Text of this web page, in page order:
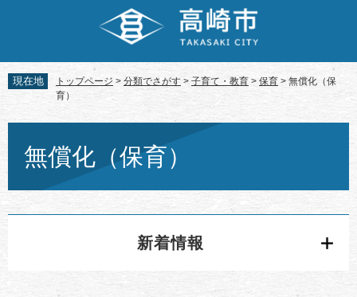
先
頭
す。
を
飛
し
へ
現在地 トップページ > 分類でさがす > 子育て・教育 > 保育 > 無償化（保
育）
無償化（保育）
新着情報